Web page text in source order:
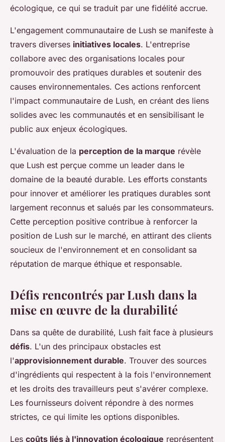
écologique, ce qui se traduit par une fidélité accrue.
L'engagement communautaire de Lush se manifeste à
travers diverses initiatives locales. L'entreprise
collabore avec des organisations locales pour
promouvoir des pratiques durables et soutenir des
causes environnementales. Ces actions renforcent
l'impact communautaire de Lush, en créant des liens
solides avec les communautés et en sensibilisant le
public aux enjeux écologiques.
L'évaluation de la perception de la marque révèle
que Lush est perçue comme un leader dans le
domaine de la beauté durable. Les efforts constants
pour innover et améliorer les pratiques durables sont
largement reconnus et salués par les consommateurs.
Cette perception positive contribue à renforcer la
position de Lush sur le marché, en attirant des clients
soucieux de l'environnement et en consolidant sa
réputation de marque éthique et responsable.
Défis rencontrés par Lush dans la
mise en œuvre de la durabilité
Dans sa quête de durabilité, Lush fait face à plusieurs
défis. L'un des principaux obstacles est
l'approvisionnement durable. Trouver des sources
d'ingrédients qui respectent à la fois l'environnement
et les droits des travailleurs peut s'avérer complexe.
Les fournisseurs doivent répondre à des normes
strictes, ce qui limite les options disponibles.
Les coûts liés à l'innovation écologique représentent